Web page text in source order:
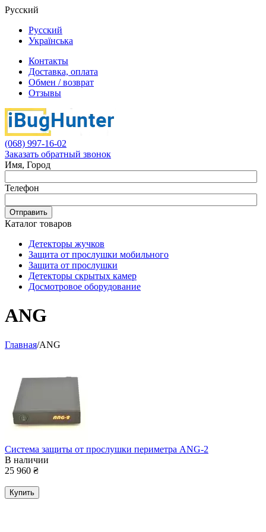
Русский
Русский
Українська
Контакты
Доставка, оплата
Обмен / возврат
Отзывы
(068) 997-16-02
Заказать обратный звонок
Имя, Город
Телефон
Отправить
Каталог товаров
Детекторы жучков
Защита от прослушки мобильного
Защита от прослушки
Детекторы скрытых камер
Досмотровое оборудование
ANG
Главная/ANG
Система защиты от прослушки периметра ANG-2
В наличии
25 960 ₴
Купить